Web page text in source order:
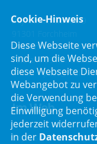
Bayreuther Straße 9
Telefon :09191/2121
Telefax : 09191/80051
E-Mail :post@mdl-
Im Web
Bayerischer Landtag
Cookie-Hinweis
Diese Webseite
sind, um die
diese Webseite
Webangebot zu
die Verwendung
Einwilligung
jederzeit
in der